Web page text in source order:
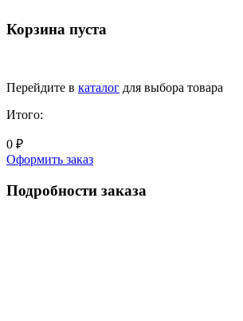
Корзина пуста
Перейдите в каталог для выбора товара
Итого:
0 ₽
Оформить заказ
Подробности заказа